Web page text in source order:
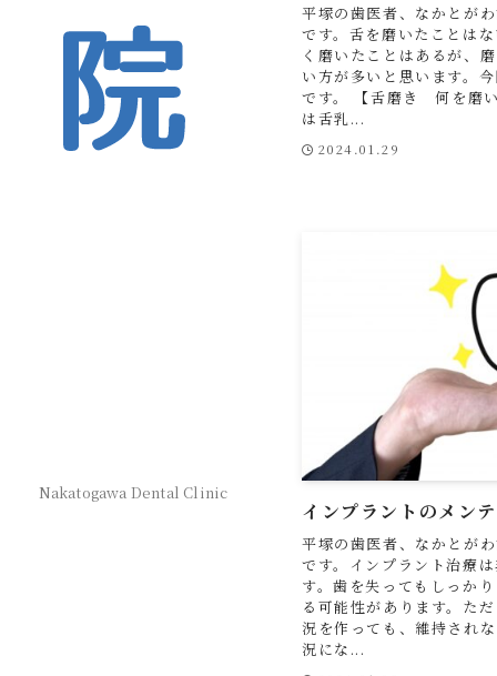
Nakatogawa Dental Clinic
平塚の歯医者、なかとが
です。舌を磨いたことは
く磨いたことはあるが、
い方が多いと思います。
です。 【舌磨き 何を磨
は舌乳...
2024.01.29
インプラントのメン
平塚の歯医者、なかとが
です。インプラント治療
す。歯を失ってもしっか
る可能性があります。た
況を作っても、維持され
況にな...